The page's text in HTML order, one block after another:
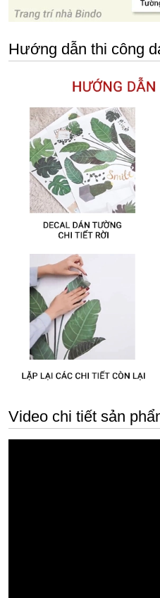
Hướng dẫn thi công
Video chi tiết sản